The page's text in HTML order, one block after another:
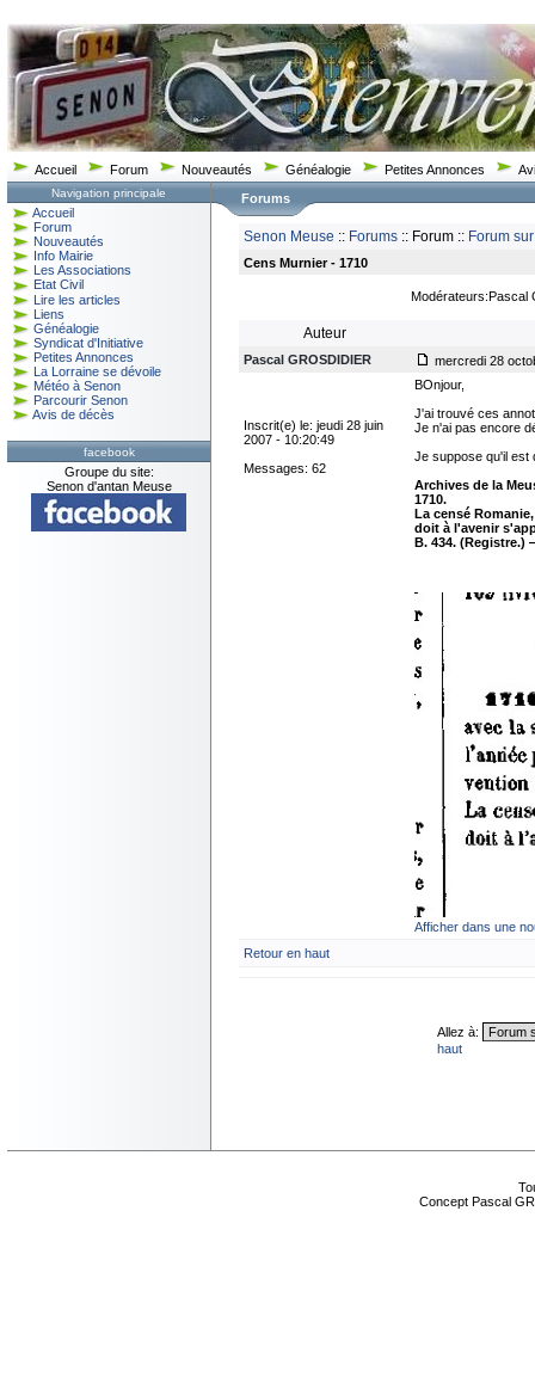
Accueil Forum Nouveautés Généalogie Petites Annonces
Navigation principale
Accueil
Forum
Nouveautés
Info Mairie
Les Associations
Etat Civil
Lire les articles
Liens
Généalogie
Syndicat d'Initiative
Petites Annonces
La Lorraine se dévoile
Météo à Senon
Parcourir Senon
Avis de décès
facebook
Groupe du site:
Senon d'antan Meuse
Forums
Senon Meuse :: Forums :: Forum :: Forum
Cens Murnier - 1710
Modérateurs:Pascal
Auteur
Pascal GROSDIDIER mercredi 28
Inscrit(e) le: jeudi 28 juin
2007 - 10:20:49
Messages: 62
BOnjour,
J'ai trouvé ces
Je n'ai pas encore
Je suppose qu'il est
Archives de la
1710.
La censé
doit à l'avenir
B. 434. (Registre.)
Afficher dans une
Retour en haut
Allez à:
haut
Concept Pascal